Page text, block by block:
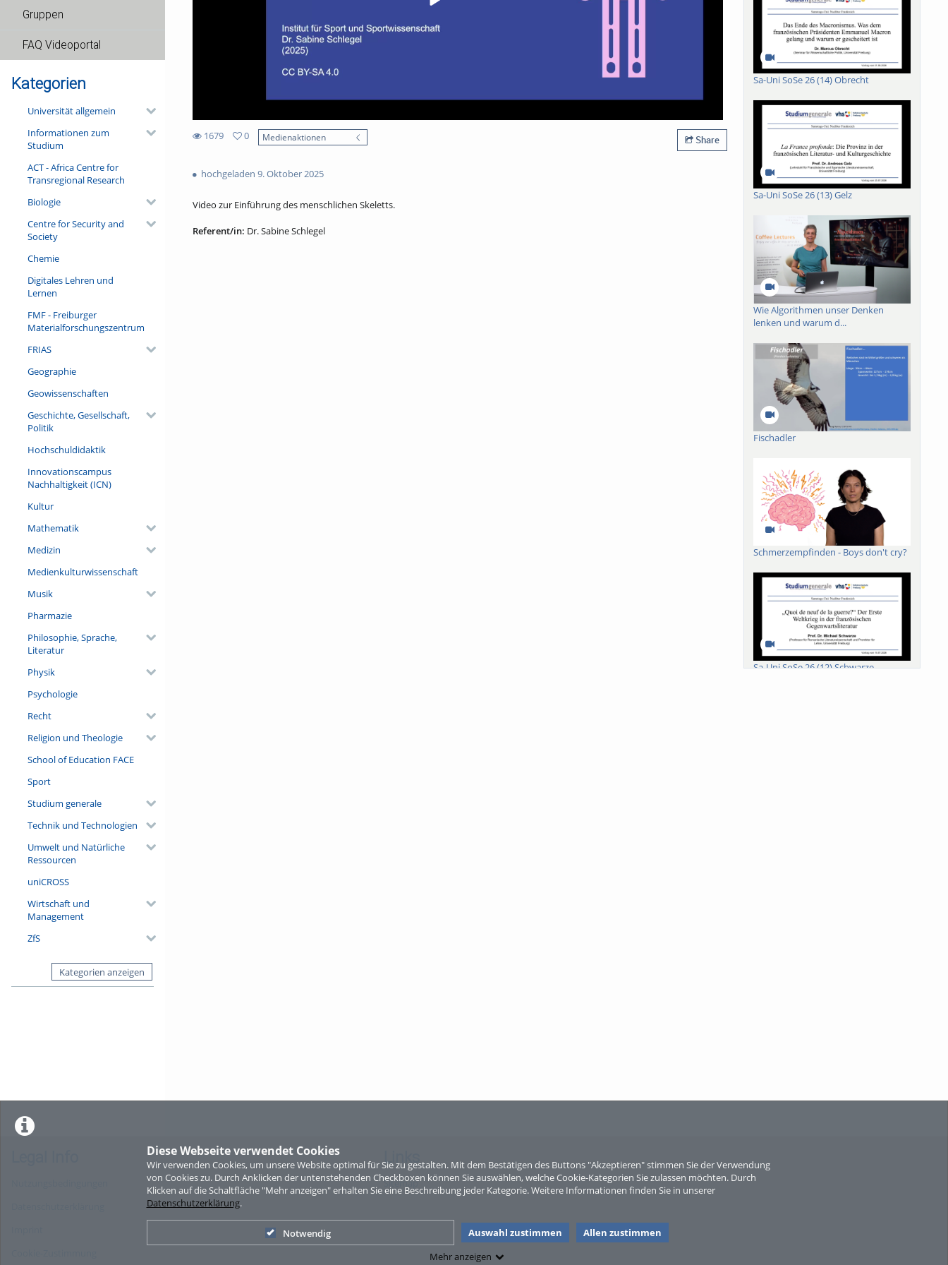
Diese Webseite verwendet Cookies
Wir verwenden Cookies, um unsere Website optimal für Sie zu gestalten. Mit dem Bestätigen des Buttons "Akzeptieren" stimmen Sie der Verwendung
von Cookies zu. Durch Anklicken der untenstehenden Checkboxen können Sie auswählen, welche Cookie-Kategorien Sie zulassen möchten. Durch
Klicken auf die Schaltfläche "Mehr anzeigen" erhalten Sie eine Beschreibung jeder Kategorie. Weitere Informationen finden Sie in unserer
Datenschutzerklärung.
Notwendig Auswahl zustimmen
Allen zustimmen
Mehr anzeigen
Gruppen
FAQ Videoportal
Kategorien
Universität allgemein
Informationen zum
Studium
ACT - Africa Centre for
Transregional Research
Biologie
Centre for Security and
Society
Chemie
Digitales Lehren und
Lernen
FMF - Freiburger
Materialforschungszentrum
FRIAS
Geographie
Geowissenschaften
Geschichte, Gesellschaft,
Politik
Hochschuldidaktik
Innovationscampus
Nachhaltigkeit (ICN)
Kultur
Mathematik
Medizin
Medienkulturwissenschaft
Musik
Pharmazie
Philosophie, Sprache,
Literatur
Physik
Psychologie
Recht
Religion und Theologie
School of Education FACE
Sport
Studium generale
Technik und Technologien
Umwelt und Natürliche
Ressourcen
uniCROSS
Wirtschaft und
Management
ZfS
Kategorien anzeigen
1679
views
0
Medienaktionen Share
hochgeladen 9. Oktober 2025
Video zur Einführung des menschlichen Skeletts.
Referent/in: Dr. Sabine Schlegel
Sa-Uni SoSe 26 (14) Obrecht
Sa-Uni SoSe 26 (13) Gelz
Wie Algorithmen unser Denken
lenken und warum d...
Fischadler
Schmerzempfinden - Boys don't cry?
Sa-Uni SoSe 26 (12) Schwarze
Sperber
Links
Sitemap